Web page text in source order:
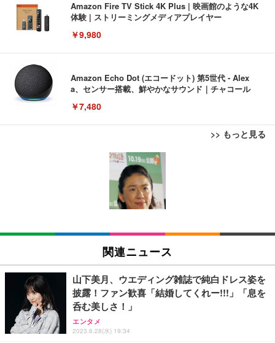
Amazon Fire TV Stick 4K Plus | 映画館のような4K
体験 | ストリーミングメディアプレイヤー
￥9,980
Amazon Echo Dot (エコードット) 第5世代 - Alex
a、センサー搭載、鮮やかなサウンド｜チャコール
￥7,480
>> もっと見る
[EdoErgo] オフィスチェア 椅子 テレワーク 疲れな
い 跳ね上げ式アームレスト コンパクト 約105度ロッ
キング pc 事務椅子 360度回転 座面昇降 強化ナイロ
ン樹脂ベース 通気性メッシュ 在宅ワーク H-WY01
(黒網+黒枠+黒足)
SIHOO B100 オフィスチェア／デスクチェア メッシ
ュチェア 人間工学 疲れない ブラック
￥27,999
Sezlife オフィスチェア デスクチェア 疲れない テレ
ワーク チェア 強化バックレスト 30度ロッキング機
能 人間工学 椅子 腰サポート 90度跳ね上げ式アーム
レスト 3Dヘッドレスト ハンガー付き 高反発クッシ
EIZO ビジネス向けプレミアムモニター | FlexScan
EV3240X-WT | 31.5型4K UHD・USB Type-C・ホワ
EIZO ビジネス向けプレミアムモニター | FlexScan
￥109,572
【純正品】27"ゲーミングモニター DualSense 充電
フック付き（CFI-ZDM1J）
￥49,979
Amazonベーシック ペットシーツ 薄型 レギュラー 1
回使い捨て 無香料 ホワイト 300枚
Amazonベーシック ペットシーツ 厚型 ワイド 42枚
x2袋(84枚) ホワイト(吸収面:ライトブルー)
￥3,234
ネオ・ルーライフ ネオ・オムツ L 中型犬用 26枚入
り 単品
￥1,800
関連ニュース
山下美月、ウエディング雑誌で純白ドレス姿を
披露！ファン歓喜「結婚してくれー!!!」「息を
呑む美しさ！」
エンタメ
2023.6.28(水) 19:34